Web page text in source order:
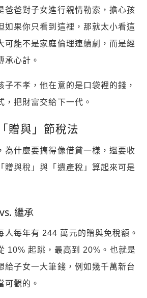
爸爸對子女進行親情勒索，擔心孩
如果你只看到這裡，那就太小看這
可能不是家庭倫理連續劇，而是經
承心計。
子不孝，他在意的是口袋裡的錢，
，把財富交給下一代。
贈與」節稅法
為什麼要搞得像借貸一樣，還要收
贈與稅」與「遺產稅」算起來可是
繼承
人每年有 244 萬元的贈與免稅額。
10% 起跳，最高到 20%。也就是
給子女一大筆錢，例如幾千萬新台
可觀的。